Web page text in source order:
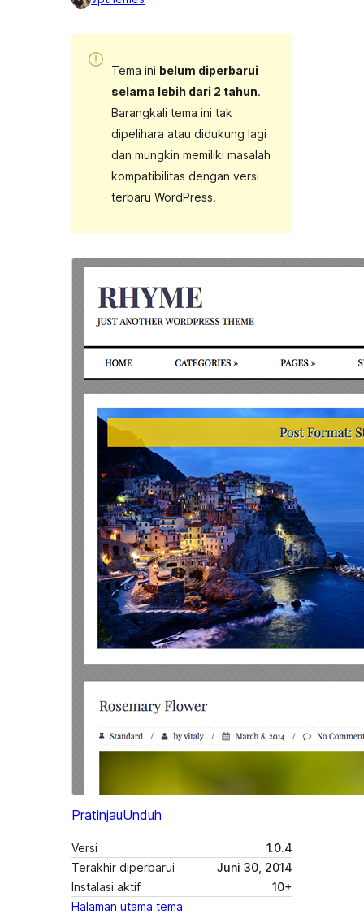
Tema ini belum diperbarui
selama lebih dari 2 tahun.
Barangkali tema ini tak
dipelihara atau didukung lagi
dan mungkin memiliki masalah
kompatibilitas dengan versi
terbaru WordPress.
PratinjauUnduh
Versi
1.0.4
Terakhir diperbarui
Juni 30, 2014
Instalasi aktif
10+
Halaman utama tema